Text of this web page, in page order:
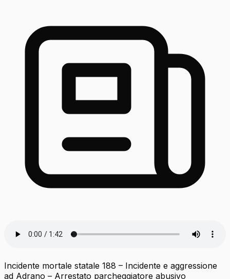
Incidente mortale statale 188 – Incidente e aggressione
ad Adrano – Arrestato parcheggiatore abusivo